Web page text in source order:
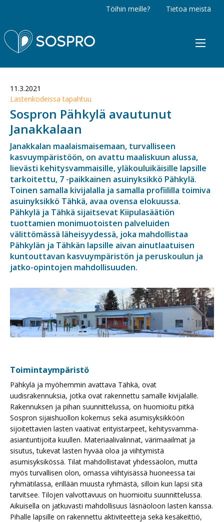
Tietoa meistä
Töihin meille?
Sospro
11.3.2021
Lastenkodeissa tapahtuu
Sospron Pähkylä avautunut
Janakkalaan
Janakkalan maalaismaisemaan, turvalliseen
kasvuympäristöön, on avattu maaliskuun alussa,
lievästi kehitysvammaisille, yläkouluikäisille lapsille
tarkoitettu, 7 -paikkainen asuinyksikkö Pähkylä.
Toinen samalla kivijalalla ja samalla profiililla toimiva
asuinyksikkö Tähkä, avaa ovensa elokuussa.
Pähkylä ja Tähkä sijaitsevat Kiipulasäätiön
tuottamien monimuotoisten palveluiden
välittömässä läheisyydessä, joka mahdollistaa
Pähkylän ja Tähkän lapsille aivan ainutlaatuisen
kuntouttavan kasvuympäristön ja peruskoulun ja
jatko-opintojen mahdollisuuden.
Toimintaympäristö
Pähkylä ja myöhemmin avattava Tähkä, ovat
uudisrakennuksia, jotka ovat rakennettu samalle kivijalalle.
Rakennuksen ja pihan suunnittelussa, on huomioitu pitkä
Sospron sijaishuollon kokemus sekä asumisyksikköön
sijoitettavien lasten vaativat erityistarpeet, kehitysvamma-
asiantuntijoita kuullen. Materiaalivalinnat, värimaailmat ja
sisutus, tukevat lasten hyvää oloa ja viihtymistä
asumisyksikössä. Tilat mahdollistavat yhdessäolon, mutta
myös turvallisen olon, omassa viihtyisässä huoneessa tai
ryhmätilassa, erillään muusta ryhmästä, silloin kun lapsi sitä
tarvitsee. Tilojen valvottavuus on huomioitu suunnittelussa.
Aikuisella on jatkuvasti mahdollisuus läsnäoloon lasten kanssa.
Pihalle lapsille on rakennettu aktiviteetteja sekä kesäkeittiö,